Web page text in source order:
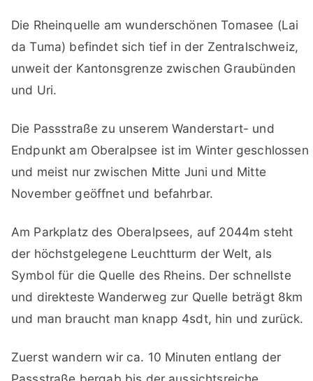
Die Rheinquelle am wunderschönen Tomasee (Lai
da Tuma) befindet sich tief in der Zentralschweiz,
unweit der Kantonsgrenze zwischen Graubünden
und Uri.
Die Passstraße zu unserem Wanderstart- und
Endpunkt am Oberalpsee ist im Winter geschlossen
und meist nur zwischen Mitte Juni und Mitte
November geöffnet und befahrbar.
Am Parkplatz des Oberalpsees, auf 2044m steht
der höchstgelegene Leuchtturm der Welt, als
Symbol für die Quelle des Rheins. Der schnellste
und direkteste Wanderweg zur Quelle beträgt 8km
und man braucht man knapp 4sdt, hin und zurück.
Zuerst wandern wir ca. 10 Minuten entlang der